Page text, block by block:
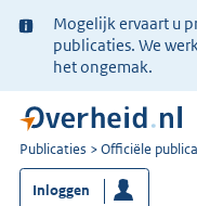
Ter
informatie:
Mogelijk ervaart u
publicaties. We
het ongemak.
U
bent
nu
Publicaties Officiële
Inloggen